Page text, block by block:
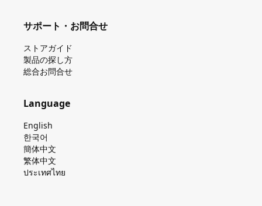
サポート・お問合せ
ストアガイド
製品の探し⽅
総合お問合せ
Language
English
한국어
簡体中文
繁体中文
ประเทศไทย